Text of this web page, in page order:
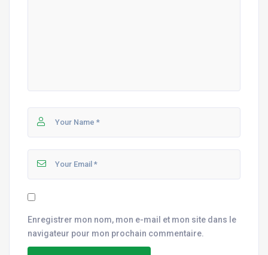
Enregistrer mon nom, mon e-mail et mon site dans le
navigateur pour mon prochain commentaire.